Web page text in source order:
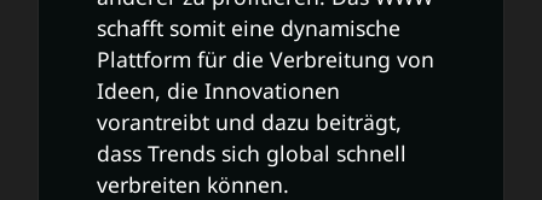
schafft somit eine dynamische
Plattform für die Verbreitung von
Ideen, die Innovationen
vorantreibt und dazu beiträgt,
dass Trends sich global schnell
verbreiten können.